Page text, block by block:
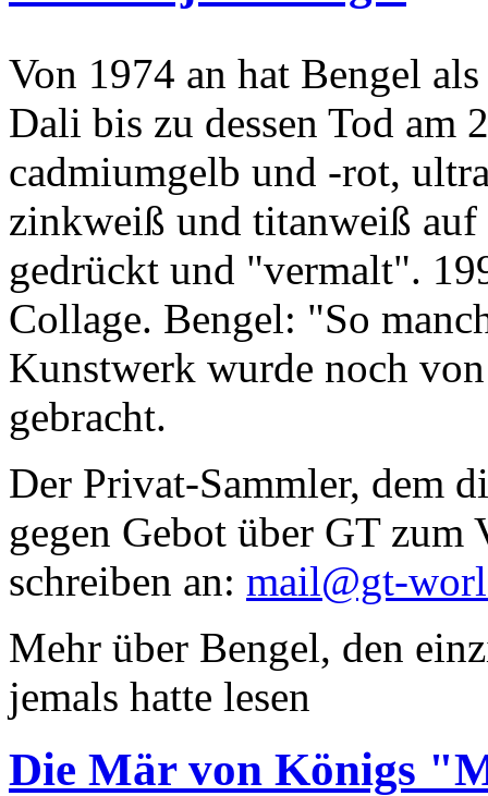
Von 1974 an hat Bengel
Dali bis zu dessen Tod am
cadmiumgelb und -rot,
zinkweiß und titanweiß
gedrückt und "vermalt".
Collage. Bengel: "So
Kunstwerk wurde noch
gebracht.
Der Privat-Sammler, dem
gegen Gebot über GT zum
schreiben an: mail@gt-
Mehr über Bengel, den
jemals hatte lesen
Die Mär von Königs